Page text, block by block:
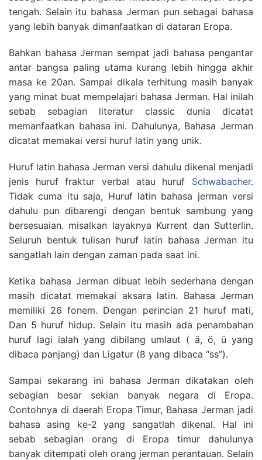
tengah. Selain itu bahasa Jerman pun sebagai bahasa
yang lebih banyak dimanfaatkan di dataran Eropa.
Bahkan bahasa Jerman sempat jadi bahasa pengantar
antar bangsa paling utama kurang lebih hingga akhir
masa ke 20an. Sampai dikala terhitung masih banyak
yang minat buat mempelajari bahasa Jerman. Hal inilah
sebab sebagian literatur classic dunia dicatat
memanfaatkan bahasa ini. Dahulunya, Bahasa Jerman
dicatat memakai versi huruf latin yang unik.
Huruf latin bahasa Jerman versi dahulu dikenal menjadi
jenis huruf fraktur verbal atau huruf Schwabacher.
Tidak cuma itu saja, Huruf latin bahasa jerman versi
dahulu pun dibarengi dengan bentuk sambung yang
bersesuaian. misalkan layaknya Kurrent dan Sutterlin.
Seluruh bentuk tulisan huruf latin bahasa Jerman itu
sangatlah lain dengan zaman pada saat ini.
Ketika bahasa Jerman dibuat lebih sederhana dengan
masih dicatat memakai aksara latin. Bahasa Jerman
memiliki 26 fonem. Dengan perincian 21 huruf mati,
Dan 5 huruf hidup. Selain itu masih ada penambahan
huruf lagi ialah yang dibilang umlaut ( ä, ö, ü yang
dibaca panjang) dan Ligatur (ß yang dibaca “ss”).
Sampai sekarang ini bahasa Jerman dikatakan oleh
sebagian besar sekian banyak negara di Eropa.
Contohnya di daerah Eropa Timur, Bahasa Jerman jadi
bahasa asing ke-2 yang sangatlah dikenal. Hal ini
sebab sebagian orang di Eropa timur dahulunya
banyak ditempati oleh orang jerman perantauan. Selain